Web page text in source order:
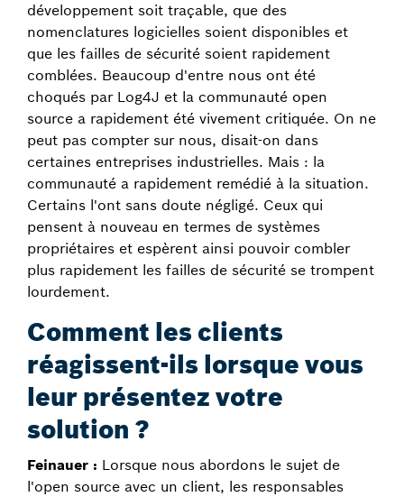
développement soit traçable, que des
nomenclatures logicielles soient disponibles et
que les failles de sécurité soient rapidement
comblées. Beaucoup d'entre nous ont été
choqués par Log4J et la communauté open
source a rapidement été vivement critiquée. On ne
peut pas compter sur nous, disait-on dans
certaines entreprises industrielles. Mais : la
communauté a rapidement remédié à la situation.
Certains l'ont sans doute négligé. Ceux qui
pensent à nouveau en termes de systèmes
propriétaires et espèrent ainsi pouvoir combler
plus rapidement les failles de sécurité se trompent
lourdement.
Comment les clients
réagissent-ils lorsque vous
leur présentez votre
solution ?
Feinauer : Lorsque nous abordons le sujet de
l'open source avec un client, les responsables